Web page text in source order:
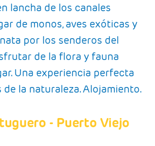
lancha de los canales
de monos, aves exóticas y
por los senderos del
de la flora y fauna
Una experiencia perfecta
de la naturaleza. Alojamiento.
- Puerto Viejo